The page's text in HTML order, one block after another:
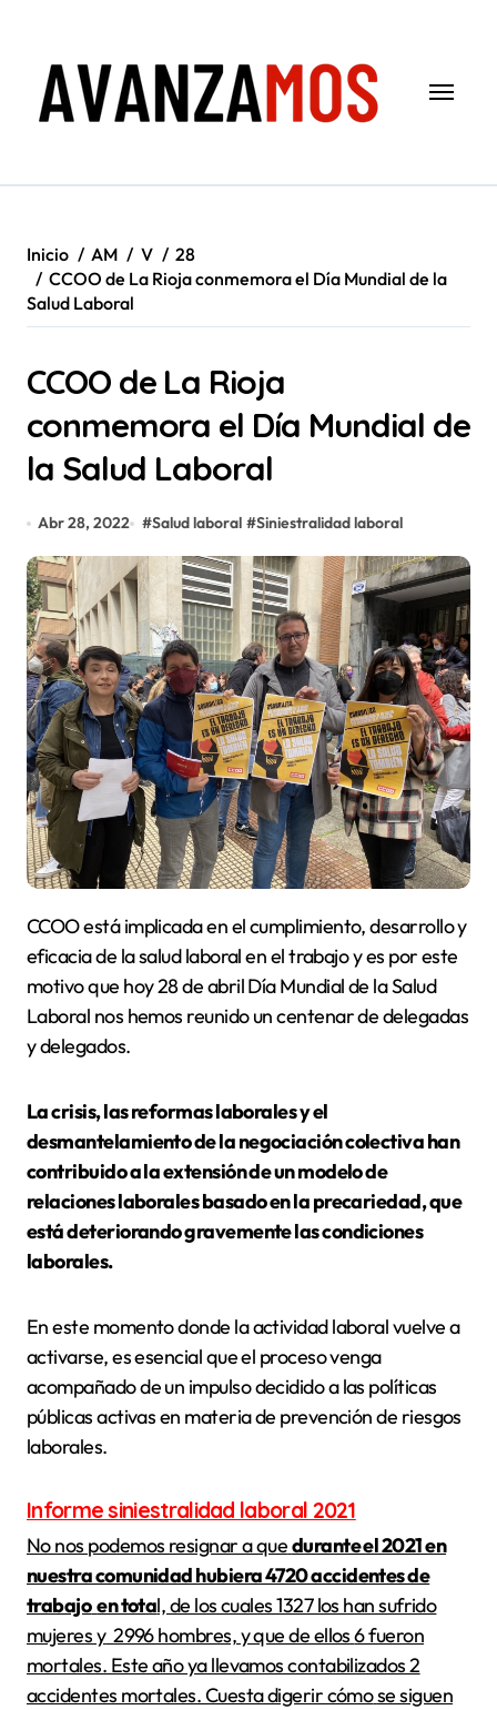
contenido
Inicio AM V
28
CCOO de La Rioja conmemora el Día Mundial de la
Salud Laboral
CCOO de La Rioja
conmemora el Día Mundial de
la Salud Laboral
Abr 28, 2022 #Salud laboral #Siniestralidad laboral
CCOO está implicada en el cumplimiento, desarrollo y
eficacia de la salud laboral en el trabajo y es por este
motivo que hoy 28 de abril Día Mundial de la Salud
Laboral nos hemos reunido un centenar de delegadas
y delegados.
La crisis, las reformas laborales y el
desmantelamiento de la negociación colectiva han
contribuido a la extensión de un modelo de
relaciones laborales basado en la precariedad, que
está deteriorando gravemente las condiciones
laborales.
En este momento donde la actividad laboral vuelve a
activarse,es esencial que el proceso venga
acompañado de un impulso decidido a las políticas
públicas activas en materia de prevención de riesgos
laborales.
Informe siniestralidad laboral 2021
No nos podemos resignar a quedurante el 2021 en
nuestra comunidad hubiera 4720 accidentes de
trabajo en total, de los cuales 1327 los han sufrido
mujeres y 2996 hombres, y que de ellos6 fueron
mortales. Este año ya llevamos contabilizados 2
accidentes mortales. Cuesta digerir cómose siguen